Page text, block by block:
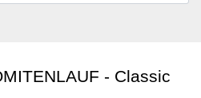
- Classic